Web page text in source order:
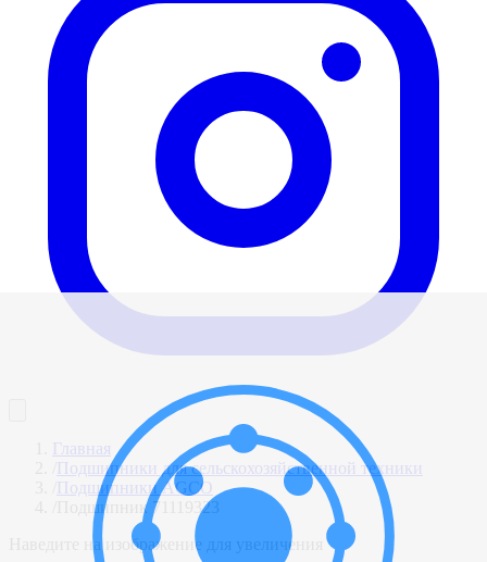
Главная
Подшипники для сельскохозяйственной техники
Подшипники AGCO
Подшипник 71119323
Наведите на изображение для увеличения